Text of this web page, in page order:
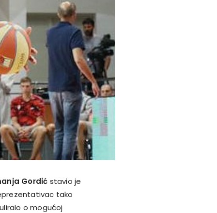
Gordić stavio je
tako
o mogućoj